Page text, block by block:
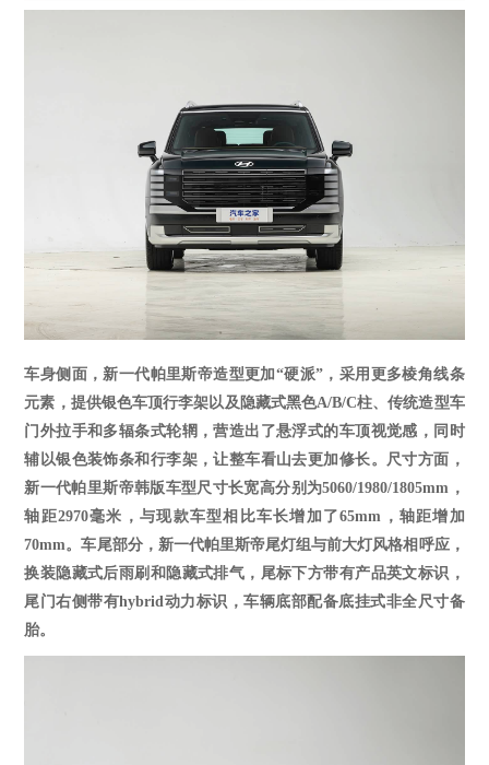
车身侧面，新一代帕里斯帝造型更加 “硬派”，采用更多棱角线条
元素，提供银色车顶行李架 以及隐藏式黑色A/B/C柱、传统造型车
门外拉手和多辐条式轮辋，营造出了悬浮式的车顶视觉感，同时
辅以银色装饰条和行李架，让整车看山去更加修长。
尺寸方面 ，
新一代帕里斯帝韩版车型尺寸长宽高分别为5060/1980/1805mm ，
轴距2970毫米，与现款车型相比车长增加了65mm ，轴距增加
70mm。车尾部分，新一代帕里斯帝尾灯组与前大灯风格相呼应，
换装隐藏式后雨刷和隐藏式排气 ， 尾标下方带有产品英文标识，
尾门右侧带有hybrid动力标识，车辆底部配备底挂式非全尺寸备
胎。